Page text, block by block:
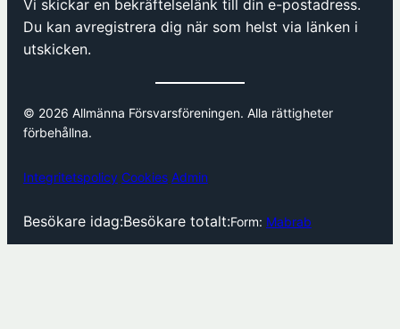
Vi skickar en bekräftelselänk till din e-postadress.
Du kan avregistrera dig när som helst via länken i
utskicken.
© 2026 Allmänna Försvarsföreningen. Alla rättigheter
förbehållna.
Integritetspolicy Cookies Admin
Besökare idag:Besökare totalt:Form: Mabrab